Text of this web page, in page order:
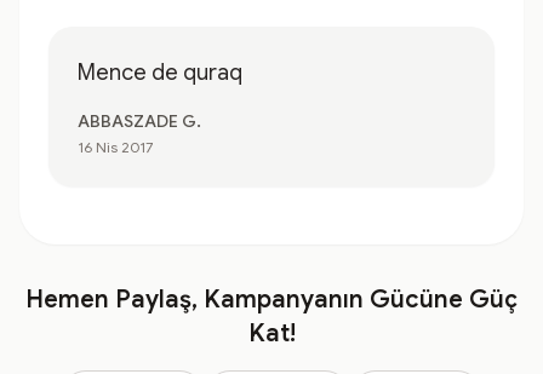
Mence de quraq
ABBASZADE G.
16 Nis 2017
Hemen Paylaş, Kampanyanın Gücüne Güç
Kat!